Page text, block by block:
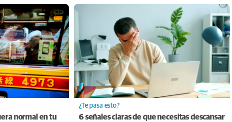
normal en tu
¿Te pasa esto?
6 señales claras de que necesitas descansar